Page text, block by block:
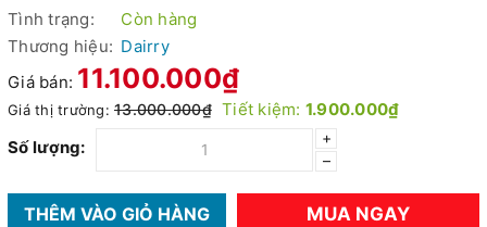
Tình trạng:
Còn hàng
Thương hiệu: Dairry
Giá bán: 11.100.000₫
Giá thị trường: 13.000.000₫ Tiết kiệm: 1.900.000₫
Số lượng:
+
–
THÊM VÀO GIỎ HÀNG MUA NGAY